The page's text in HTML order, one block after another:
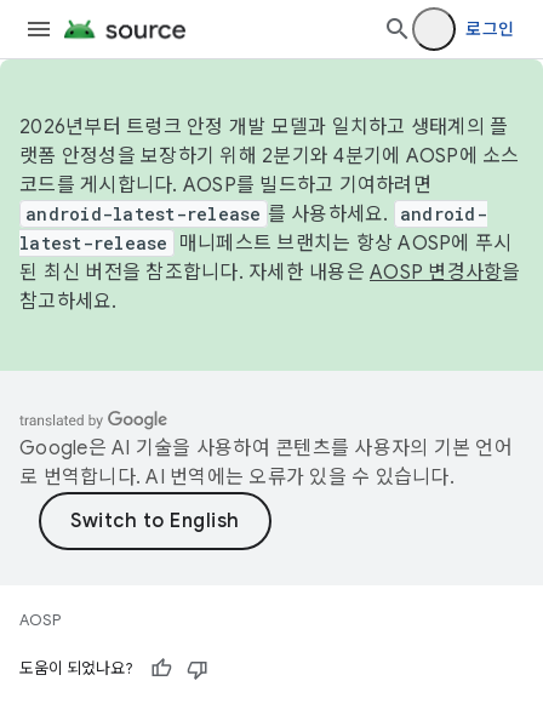
로그인
2026년부터 트렁크 안정 개발 모델과 일치하고 생태계의 플
랫폼 안정성을 보장하기 위해 2분기와 4분기에 AOSP에 소스
코드를 게시합니다. AOSP를 빌드하고 기여하려면
android-latest-release 를 사용하세요.
android-
latest-release
매니페스트 브랜치는 항상 AOSP에 푸시
된 최신 버전을 참조합니다. 자세한 내용은 AOSP 변경사항을
참고하세요.
Google은 AI 기술을 사용하여 콘텐츠를 사용자의 기본 언어
로 번역합니다. AI 번역에는 오류가 있을 수 있습니다.
AOSP
도움이 되었나요?